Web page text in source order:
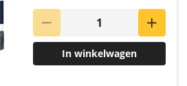
In winkelwagen